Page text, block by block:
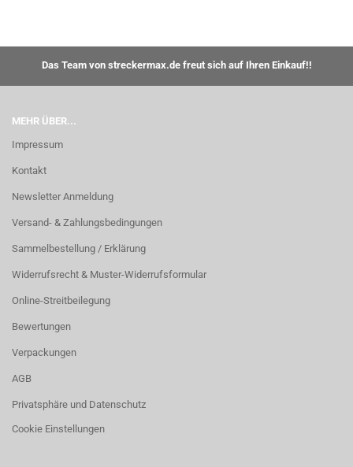
Das Team von streckermax.de freut sich auf Ihren Einkauf!!
MEHR ÜBER...
Impressum
Kontakt
Newsletter Anmeldung
Versand- & Zahlungsbedingungen
Sammelbestellung / Erklärung
Widerrufsrecht & Muster-Widerrufsformular
Online-Streitbeilegung
Bewertungen
Verpackungen
AGB
Privatsphäre und Datenschutz
Cookie Einstellungen